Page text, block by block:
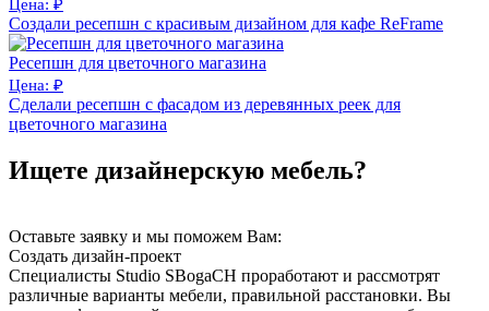
Цена: ₽
Создали ресепшн с красивым дизайном для кафе ReFrame
Ресепшн для цветочного магазина
Цена: ₽
Сделали ресепшн с фасадом из деревянных реек для
цветочного магазина
Ищете дизайнерскую мебель?
Оставьте заявку и мы поможем Вам:
Создать дизайн-проект
Специалисты Studio SBogaCH проработают и рассмотрят
различные варианты мебели, правильной расстановки. Вы